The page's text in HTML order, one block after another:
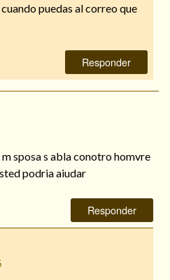
puedas al correo que
Responder
sposa s abla conotro homvre
podria aiudar
Responder